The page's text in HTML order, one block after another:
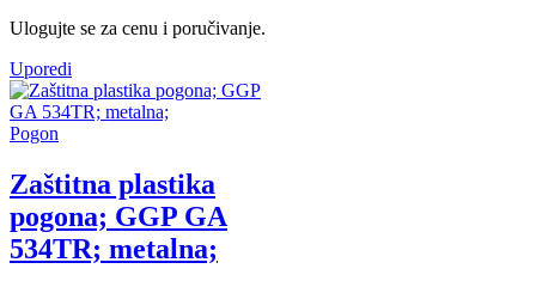
Ulogujte se za cenu i poručivanje.
Uporedi
Pogon
Zaštitna plastika
pogona; GGP GA
534TR; metalna;